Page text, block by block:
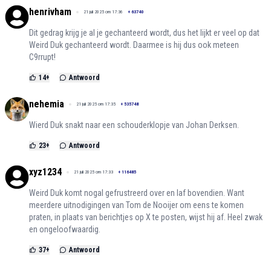
henrivham 21 juli 2025 om 17:36 + 63740
Dit gedrag krijg je al je gechanteerd wordt, dus het lijkt er veel op dat
Weird Duk gechanteerd wordt. Daarmee is hij dus ook meteen
C9rrupt!
14+ Antwoord
nehemia 21 juli 2025 om 17:35 + 535748
Wierd Duk snakt naar een schouderklopje van Johan Derksen.
23+ Antwoord
xyz1234 21 juli 2025 om 17:33 + 116485
Weird Duk komt nogal gefrustreerd over en laf bovendien. Want
meerdere uitnodigingen van Tom de Nooijer om eens te komen
praten, in plaats van berichtjes op X te posten, wijst hij af. Heel zwak
en ongeloofwaardig.
37+ Antwoord